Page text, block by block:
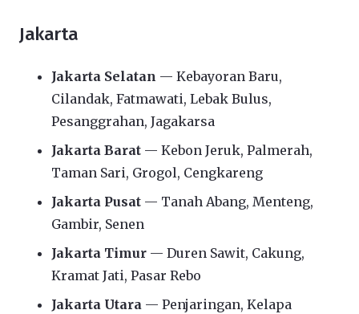
Jakarta
Jakarta Selatan — Kebayoran Baru,
Cilandak, Fatmawati, Lebak Bulus,
Pesanggrahan, Jagakarsa
Jakarta Barat — Kebon Jeruk, Palmerah,
Taman Sari, Grogol, Cengkareng
Jakarta Pusat — Tanah Abang, Menteng,
Gambir, Senen
Jakarta Timur — Duren Sawit, Cakung,
Kramat Jati, Pasar Rebo
Jakarta Utara — Penjaringan, Kelapa